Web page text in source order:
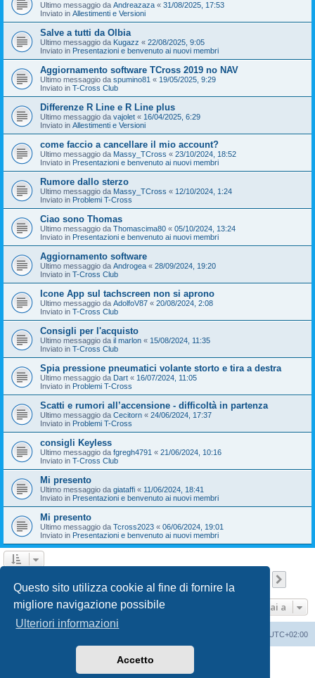
Questo sito utilizza cookie al fine di fornire la
migliore navigazione possibile
Ulteriori informazioni
Accetto
Ultimo messaggio da Andreazaza « 31/08/2025, 17:53
Inviato in Allestimenti e Versioni
Salve a tutti da Olbia
Ultimo messaggio da Kugazz « 22/08/2025, 9:05
Inviato in Presentazioni e benvenuto ai nuovi membri
Aggiornamento software TCross 2019 no NAV
Ultimo messaggio da spumino81 « 19/05/2025, 9:29
Inviato in T-Cross Club
Differenze R Line e R Line plus
Ultimo messaggio da vajolet « 16/04/2025, 6:29
Inviato in Allestimenti e Versioni
come faccio a cancellare il mio account?
Ultimo messaggio da Massy_TCross « 23/10/2024, 18:52
Inviato in Presentazioni e benvenuto ai nuovi membri
Rumore dallo sterzo
Ultimo messaggio da Massy_TCross « 12/10/2024, 1:24
Inviato in Problemi T-Cross
Ciao sono Thomas
Ultimo messaggio da Thomascima80 « 05/10/2024, 13:24
Inviato in Presentazioni e benvenuto ai nuovi membri
Aggiornamento software
Ultimo messaggio da Androgea « 28/09/2024, 19:20
Inviato in T-Cross Club
Icone App sul tachscreen non si aprono
Ultimo messaggio da AdolfoV87 « 20/08/2024, 2:08
Inviato in T-Cross Club
Consigli per l'acquisto
Ultimo messaggio da il marlon « 15/08/2024, 11:35
Inviato in T-Cross Club
Spia pressione pneumatici volante storto e tira a destra
Ultimo messaggio da Dart « 16/07/2024, 11:05
Inviato in Problemi T-Cross
Scatti e rumori all’accensione - difficoltà in partenza
Ultimo messaggio da Cecitorn « 24/06/2024, 17:37
Inviato in Problemi T-Cross
consigli Keyless
Ultimo messaggio da fgregh4791 « 21/06/2024, 10:16
Inviato in T-Cross Club
Mi presento
Ultimo messaggio da giataffi « 11/06/2024, 18:41
Inviato in Presentazioni e benvenuto ai nuovi membri
Mi presento
Ultimo messaggio da Tcross2023 « 06/06/2024, 19:01
Inviato in Presentazioni e benvenuto ai nuovi membri
Vai a
UTC+02:00
phpBB® Forum Software © phpBB Limited
phpBB-Italia.it